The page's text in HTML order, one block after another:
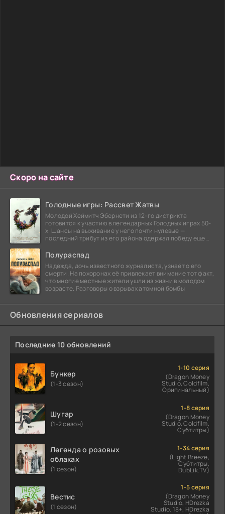
Скоро на сайте
Голодные игры: Рассвет Жатвы
Молодой Хеймитч Эбернети из 12-го дистрикта
готовится к участию в легендарных Голодных играх 50-
х. Шансы на выживание у него почти нулевые —
последний трибут из его района одержал победу еще
Полураспад
Надежда, дочь известного журналиста, узнаёт о его
смерти. На похоронах её привлекает внимание тот факт,
что многие местные жители ушли из жизни в молодом
возрасте. Разговоры о взрывах атомной бомбы
Обновления сериалов
Последние 10 обновлений
Бункер
(1-3 сезон)
1-10 серия
(Dragon Money
Studio, Coldfilm,
Оригинальный)
Шугар
(1-2 сезон)
1-8 серия
(Dragon Money
Studio, Coldfilm,
Субтитры)
Легенда о розовых
облаках
(1 сезон)
1-34 серия
(Light Breeze,
Субтитры,
DubLik.TV)
Вестис
(1 сезон)
1-5 серия
(Dragon Money
Studio, HDrezka
Studio. 18+, HDrezka